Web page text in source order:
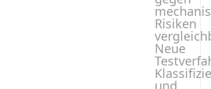
Risiken
Neue
und